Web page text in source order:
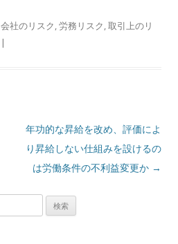
会社のリスク,労務リスク,取引上のリ
|
年功的な昇給を改め、評価によ
り昇給しない仕組みを設けるの
は労働条件の不利益変更か →